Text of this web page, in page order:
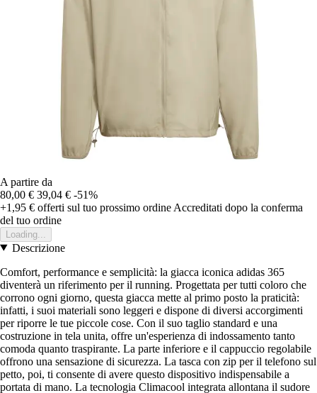
A partire da
80,00 € 39,04 € -51%
+1,95 € offerti sul tuo prossimo ordine Accreditati dopo la conferma
del tuo ordine
Loading...
Descrizione
Comfort, performance e semplicità: la giacca iconica adidas 365
diventerà un riferimento per il running. Progettata per tutti coloro che
corrono ogni giorno, questa giacca mette al primo posto la praticità:
infatti, i suoi materiali sono leggeri e dispone di diversi accorgimenti
per riporre le tue piccole cose. Con il suo taglio standard e una
costruzione in tela unita, offre un'esperienza di indossamento tanto
comoda quanto traspirante. La parte inferiore e il cappuccio regolabile
offrono una sensazione di sicurezza. La tasca con zip per il telefono sul
petto, poi, ti consente di avere questo dispositivo indispensabile a
portata di mano. La tecnologia Climacool integrata allontana il sudore